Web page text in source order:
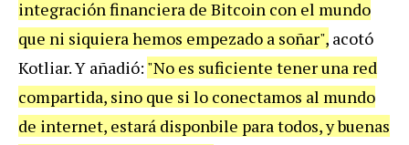
integración financiera de Bitcoin con el mundo
que ni siquiera hemos empezado a soñar", acotó
Kotliar. Y añadió: "No es suficiente tener una red
compartida, sino que si lo conectamos al mundo
de internet, estará disponbile para todos, y buenas